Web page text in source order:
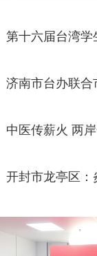
第十六届台湾
济南市台办联
中医传薪火 两
开封市龙亭区